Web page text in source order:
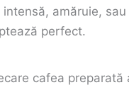
amăruie, sau
perfect.
cafea preparată